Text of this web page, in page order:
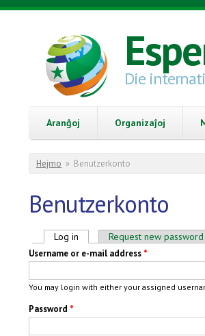
Skip to main content
Die
Aranĝoj Organizaĵoj
You are here
Hejmo » Benutzerkonto
Benutzerkonto
Primary tabs
Log in (active tab)Request new password
Username or e-mail address *
You may login with either your assigned
Password *